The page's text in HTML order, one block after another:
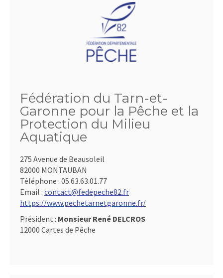
Fédération du Tarn-et-
Garonne pour la Pêche et la
Protection du Milieu
Aquatique
275 Avenue de Beausoleil
82000 MONTAUBAN
Téléphone : 05.63.63.01.77
Email : contact@fedepeche82.fr
https://www.pechetarnetgaronne.fr/
Président : Monsieur René DELCROS
12000 Cartes de Pêche